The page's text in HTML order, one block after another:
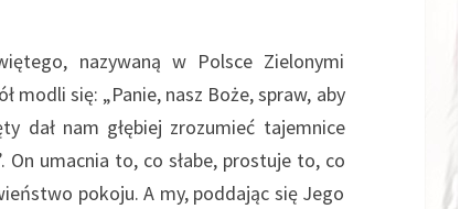
nazywaną w Polsce Zielonymi
modli się: „Panie, nasz Boże, spraw, aby
dał nam głębiej zrozumieć tajemnice
On umacnia to, co słabe, prostuje to, co
pokoju. A my, poddając się Jego